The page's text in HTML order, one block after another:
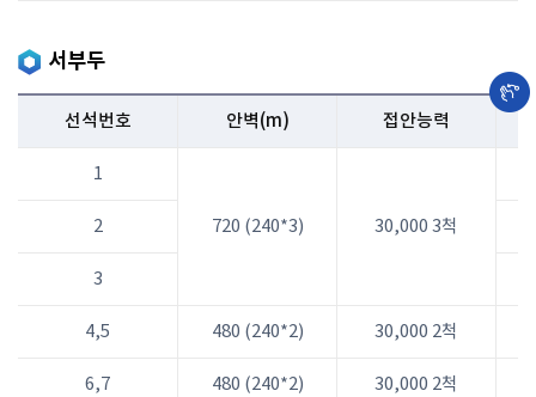
서부두
선석번호 안벽(m) 접안능력
1
720 (240*3) 30,000 3척
2
3
4,5 480 (240*2) 30,000 2척
6,7 480 (240*2) 30,000 2척